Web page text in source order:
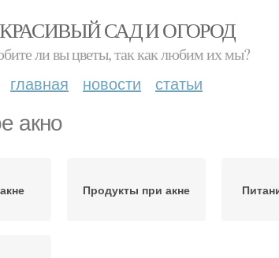
КРАСИВЫЙ САД И ОГОРОД
ли вы цветы, так как любим их мы?
главная новости статьи
акно
Продукты при акне